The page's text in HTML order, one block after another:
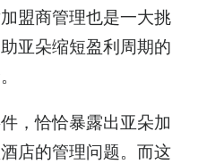
盟商管理也是一大挑
亚朵缩短盈利周期的
，恰恰暴露出亚朵加
店的管理问题。而这